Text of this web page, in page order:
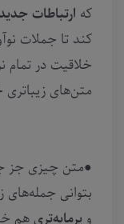
که ارتباطات
کند تا جملات
خلاقیت در تمام
متن‌های
●متن چیزی جز
بتوانی جمله‌های
و پرمایه‌تری هم